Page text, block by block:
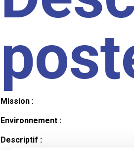
Mission :
Environnement :
Descriptif :